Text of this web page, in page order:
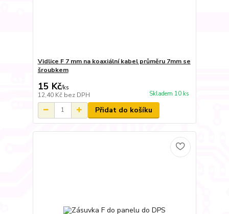
Vidlice F 7 mm na koaxiální kabel průměru 7mm se
šroubkem
15 Kč/ks
12,40 Kč bez DPH Skladem 10 ks
Přidat do košíku